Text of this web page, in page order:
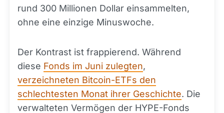
rund 300 Millionen Dollar einsammelten,
ohne eine einzige Minuswoche.
Der Kontrast ist frappierend. Während
diese Fonds im Juni zulegten,
verzeichneten Bitcoin-ETFs den
schlechtesten Monat ihrer Geschichte. Die
verwalteten Vermögen der HYPE-Fonds